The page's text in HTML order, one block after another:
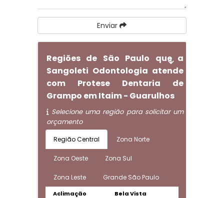
Enviar
Regiões de São Paulo que a
Sangoleti Odontologia atende
com Protese Dentaria de
Grampo em Itaim - Guarulhos
Selecione uma região para solicitar um
orçamento
Região Central Zona Norte
Zona Oeste Zona Sul
Zona Leste Grande São Paulo
Aclimação
Bela Vista